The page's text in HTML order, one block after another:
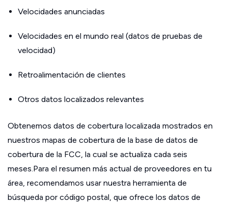
Velocidades anunciadas
Velocidades en el mundo real (datos de pruebas de
velocidad)
Retroalimentación de clientes
Otros datos localizados relevantes
Obtenemos datos de cobertura localizada mostrados en
nuestros mapas de cobertura de la base de datos de
cobertura de la FCC, la cual se actualiza cada seis
meses.Para el resumen más actual de proveedores en tu
área, recomendamos usar nuestra herramienta de
búsqueda por código postal, que ofrece los datos de